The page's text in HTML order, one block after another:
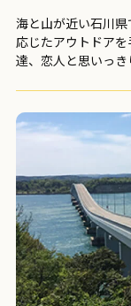
海と山が近い石川
応じたアウトドア
達、恋人と思いっき